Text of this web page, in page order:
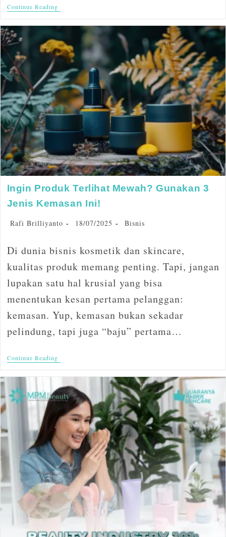
Continue Reading
Ingin Produk Terlihat Mewah? Gunakan 3
Jenis Kemasan Ini!
Rafi Brilliyanto 18/07/2025 Bisnis
Di dunia bisnis kosmetik dan skincare,
kualitas produk memang penting. Tapi, jangan
lupakan satu hal krusial yang bisa
menentukan kesan pertama pelanggan:
kemasan. Yup, kemasan bukan sekadar
pelindung, tapi juga “baju” pertama…
Continue Reading